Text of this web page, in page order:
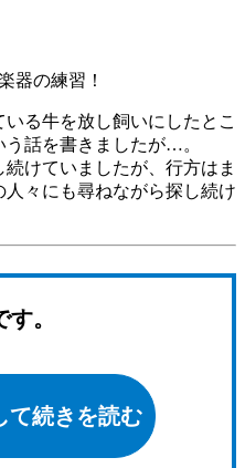
器の練習！
る牛を放し飼いにしたとこ
う話を書きましたが…。
けていましたが、行方はま
々にも尋ねながら探し続け
。
て続きを読む